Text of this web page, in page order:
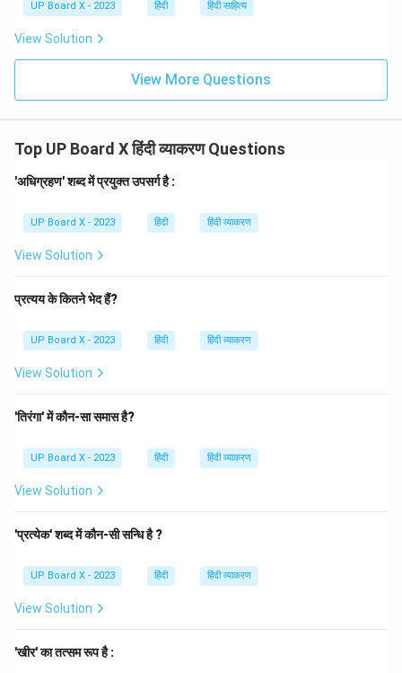
UP Board X - 2023 हिंदी हिंदी साहित्य
View Solution
View More Questions
Top UP Board X हिंदी व्याकरण Questions
'अधिग्रहण' शब्द में प्रयुक्त उपसर्ग है :
UP Board X - 2023 हिंदी हिंदी व्याकरण
View Solution
प्रत्यय के कितने भेद हैं?
UP Board X - 2023 हिंदी हिंदी व्याकरण
View Solution
'तिरंगा' में कौन-सा समास है?
UP Board X - 2023 हिंदी हिंदी व्याकरण
View Solution
'प्रत्येक' शब्द में कौन-सी सन्धि है ?
UP Board X - 2023 हिंदी हिंदी व्याकरण
View Solution
'खीर' का तत्सम रूप है :